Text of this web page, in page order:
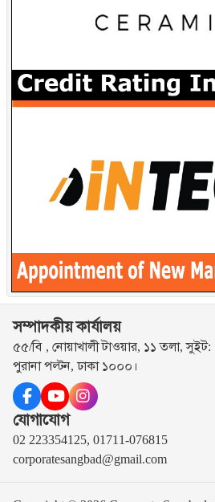
সম্পাদকীয় কার্যালয়
৫৫/বি , নোয়াখালী টাওয়ার, ১১ তলা,
পুরানা পল্টন, ঢাকা ১০০০।
যোগাযোগ
02 223354125, 01711-076815
corporatesangbad@gmail.com